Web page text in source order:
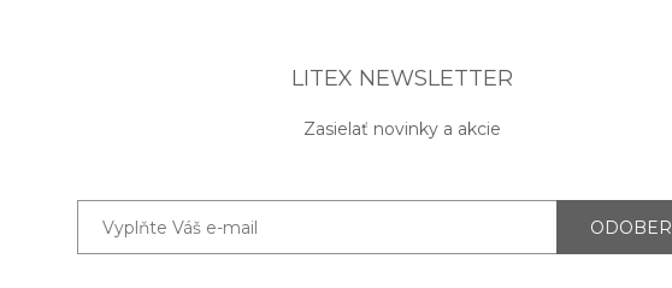
LITEX NEWSLETTER
Zasielať novinky a akcie